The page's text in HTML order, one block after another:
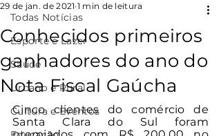
Todas Notícias
Esporte e Lazer
Saúde
Urbano e Rural
Cultura e Eventos
Conhecidos primeiros
ganhadores do ano do
Nota Fiscal Gaúcha
29 de jan. de 2021 1 min de leitura
Cinco clientes do comércio de
Santa Clara do Sul foram